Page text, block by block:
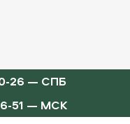
26 — СПБ
51 — МСК